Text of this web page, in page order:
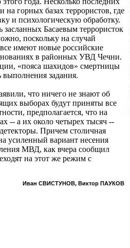
на горных базах террористов, где
и психологическую обработку.
засланных Басаевым террористок
поскольку на случай
имеют новые российские
в районных УВД Чечни.
«пояса шахидов» смертницы
задания.
что ничего не знают об
выборах будут приняты все
предполагается, что на
-- а их около четырех тысяч --
Причем столичная
усиленный вариант несения
МВД, как вчера сообщил
на этот же режим с
Иван СВИСТУНОВ, Виктор ПАУКОВ